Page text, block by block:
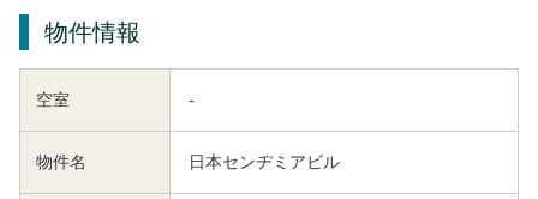
物件情報
空室 -
物件名 日本センヂミアビル